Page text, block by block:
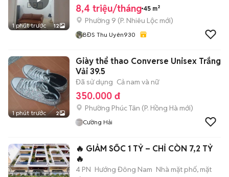
1 phút trước 12
8,4 triệu/tháng 45 m²
Phường 9 (P. Nhiêu Lộc mới)
BĐS Thu Uyên930
1 phút trước 2
Giày thể thao Converse Unisex Trắng
Vải 39.5
Đã sử dụng Cả nam và nữ
350.000 đ
Phường Phúc Tân (P. Hồng Hà mới)
Cường Hải
🔥 GIẢM SỐC 1 TỶ – CHỈ CÒN 7,2 TỶ
🔥
4 PN Hướng Đông Nam Nhà mặt phố, mặt